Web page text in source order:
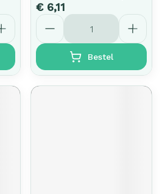
€ 6,11
Aantal
Bestel